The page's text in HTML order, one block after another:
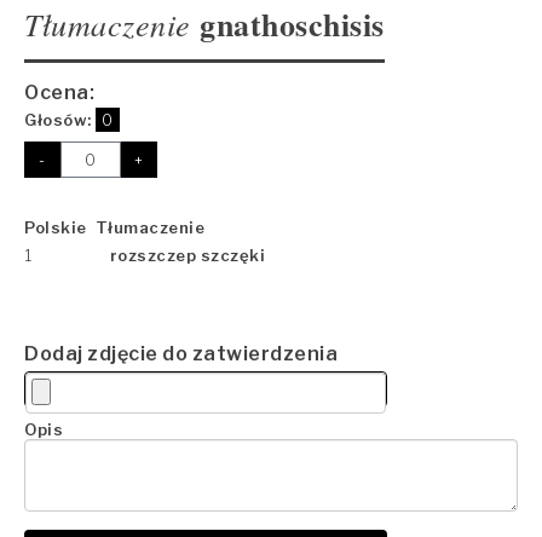
Tłumaczenie gnathoschisis
Ocena:
Głosów: 0
- +
Polskie Tłumaczenie
1
rozszczep szczęki
Dodaj zdjęcie do zatwierdzenia
Opis